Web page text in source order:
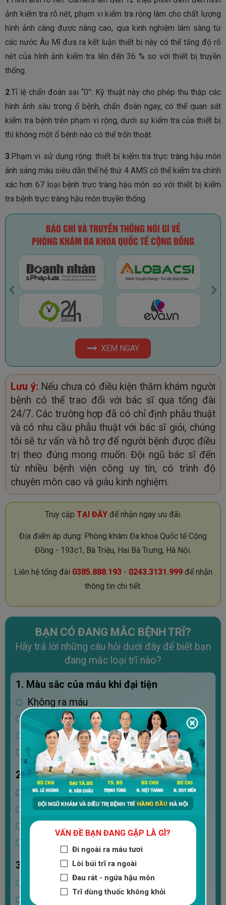
ảnh kiểm tra rõ nét, phạm vi kiểm tra rộng làm cho chất lượng
hình ảnh càng được nâng cao, qua kinh nghiệm lâm sàng từ
các nước Âu Mĩ đưa ra kết luận thiết bị này có thể tăng độ rõ
nét của hình ảnh kiểm tra lên đến 36 % so với thiết bị truyền
thống.
2.Tỉ lệ chẩn đoán sai “0”: Kỹ thuật này cho phép thu thập các
hình ảnh sâu trong ổ bệnh, chẩn đoán ngay, có thể quan sát
kiểm tra bệnh trên phạm vi rộng, dưới sự kiểm tra của thiết bị
thì không một ổ bệnh nào có thể trốn thoát.
3.Phạm vi sử dụng rộng: thiết bị kiểm tra trực tràng hậu môn
ánh sáng màu siêu dẫn thế hệ thứ 4 AMS có thể kiểm tra chính
xác hơn 67 loại bệnh trực tràng hậu môn so với thiết bị kiểm
tra bệnh trực tràng hậu môn truyền thống.
BÁO CHÍ VÀ TRUYỀN THÔNG NÓI GÌ VỀ
PHÒNG KHÁM ĐA KHOA QUỐC TẾ CỘNG ĐỒNG
XEM NGAY
Lưu ý: Nếu chưa có điều kiện thăm khám người
bệnh có thể trao đổi với bác sĩ qua tổng đài
24/7. Các trường hợp đã có chỉ định phẫu thuật
và có nhu cầu phẫu thuật với bác sĩ giỏi, chúng
tôi sẽ tư vấn và hỗ trợ để người bệnh được điều
trị theo đúng mong muốn. Đội ngũ bác sĩ đến
từ nhiều bệnh viện công uy tín, có trình độ
chuyên môn cao và giàu kinh nghiệm.
Truy cập TẠI ĐÂYđể nhận ngay ưu đãi.
Địa điểm áp dụng: Phòng khám Đa khoa Quốc tế Cộng
Đồng - 193c1, Bà Triệu, Hai Bà Trưng, Hà Nội.
Liên hệ tổng đài 0385.888.193- 0243.3131.999để nhận
thông tin chi tiết.
BẠN CÓ ĐANG MẮC BỆNH TRĨ?
Hãy trả lời những câu hỏi dưới đây để biết bạn
đang mắc loại trĩ nào?
1. Màu sắc của máu khi đại tiện
Không ra máu
Máu nhỏ giọt
Máu thành tia
Máu dính trên giấy
2. Mức độ đau do trĩ?
Hơi đau
Đau rát
Đau tức
Không đau
3. Hậu môn có cục thịt không?
Không có
Luôn thò ra ngoài
VẤN ĐỀ BẠN ĐANG GẶP LÀ GÌ?
Đi ngoài ra máu tươi
Lòi búi trĩ ra ngoài
Đau rát - ngứa hậu môn
Trĩ dùng thuốc không khỏi